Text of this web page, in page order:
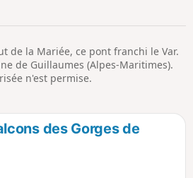
de la Mariée, ce pont franchi le Var.
de Guillaumes (Alpes-Maritimes).
n'est permise.
des Gorges de